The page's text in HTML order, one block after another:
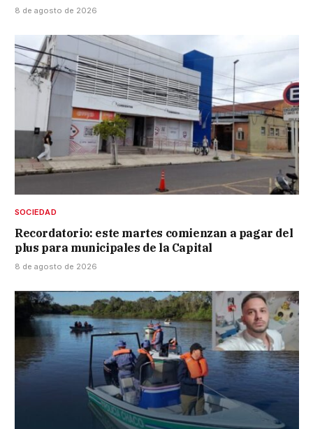
8 de agosto de 2026
SOCIEDAD
Recordatorio: este martes comienzan a pagar del
plus para municipales de la Capital
8 de agosto de 2026